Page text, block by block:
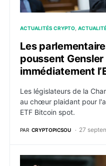
ACTUALITÉS CRYPTO
Les
poussent
immédiatement
Les législateurs de la
au chœur plaidant pour
ETF Bitcoin spot.
PAR CRYPTOPICSOU 27
La SEC repousse sa